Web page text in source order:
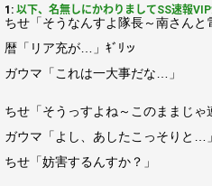
1: 以下、名無しにかわりましてSS速報
ちせ「そうなんすよ隊長～南さん
暦「リア充が…」ｷﾞﾘッ
ガウマ「これは一大事だな…」
ちせ「そうっすよね～このままじゃ
ガウマ「よし、あしたこっそりと…」
ちせ「妨害するんすか？」